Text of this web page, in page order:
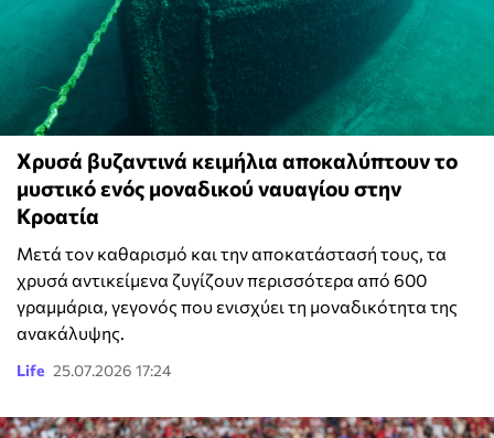
Χρυσά βυζαντινά κειμήλια αποκαλύπτουν το
μυστικό ενός μοναδικού ναυαγίου στην
Κροατία
Μετά τον καθαρισμό και την αποκατάστασή τους, τα
χρυσά αντικείμενα ζυγίζουν περισσότερα από 600
γραμμάρια, γεγονός που ενισχύει τη μοναδικότητα της
ανακάλυψης.
Life 25.07.2026 17:24